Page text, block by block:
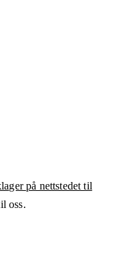
på nettstedet til
oss.